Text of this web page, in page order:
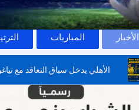
المباريات الأخبار
الأهلي يدخل سباق التعاقد مع تياغو ألمادا..